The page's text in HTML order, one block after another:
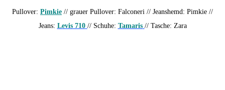
Pullover: Pimkie // grauer Pullover: Falconeri // Jeanshemd: Pimkie //
Jeans: Levis 710 // Schuhe: Tamaris // Tasche: Zara